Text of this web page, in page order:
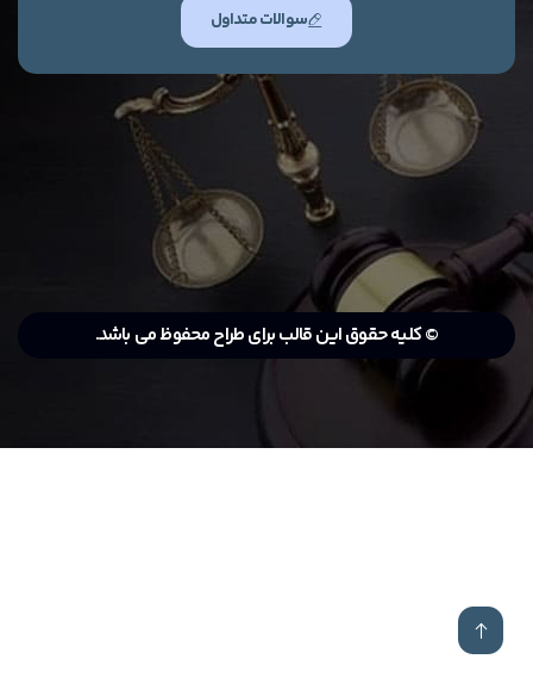
سوالات متداول
© کلیه حقوق این قالب برای طراح محفوظ می باشد.